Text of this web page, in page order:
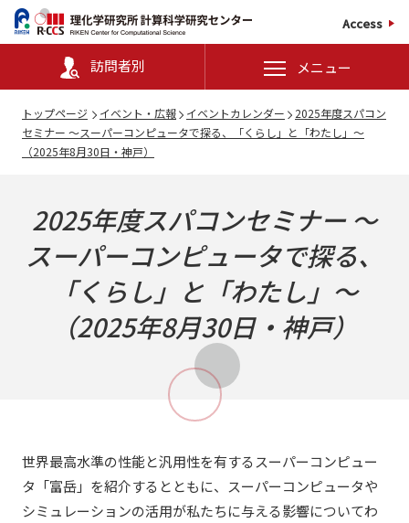
Access
訪問者別 メニュー
トップページ イベント・広報 イベントカレンダー
2025年度スパコン
セミナー ～スーパーコンピュータで探る、「くらし」と「わたし」～
（2025年8月30日・神戸）
2025年度スパコンセミナー ～
スーパーコンピュータで探る、
「くらし」と「わたし」～
（2025年8月30日・神戸）
世界最高水準の性能と汎用性を有するスーパーコンピュー
タ「富岳」を紹介するとともに、スーパーコンピュータや
シミュレーションの活用が私たちに与える影響についてわ